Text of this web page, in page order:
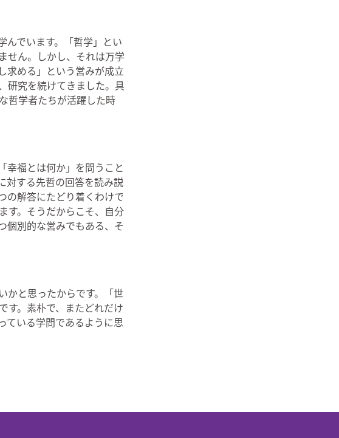
んでいます。「哲学」とい
せん。しかし、それは万学
求める」という営みが成立
研究を続けてきました。具
哲学者たちが活躍した時
幸福とは何か」を問うこと
対する先哲の回答を読み説
の解答にたどり着くわけで
す。そうだからこそ、自分
個別的な営みでもある、そ
かと思ったからです。「世
す。素朴で、またどれだけ
ている学問であるように思